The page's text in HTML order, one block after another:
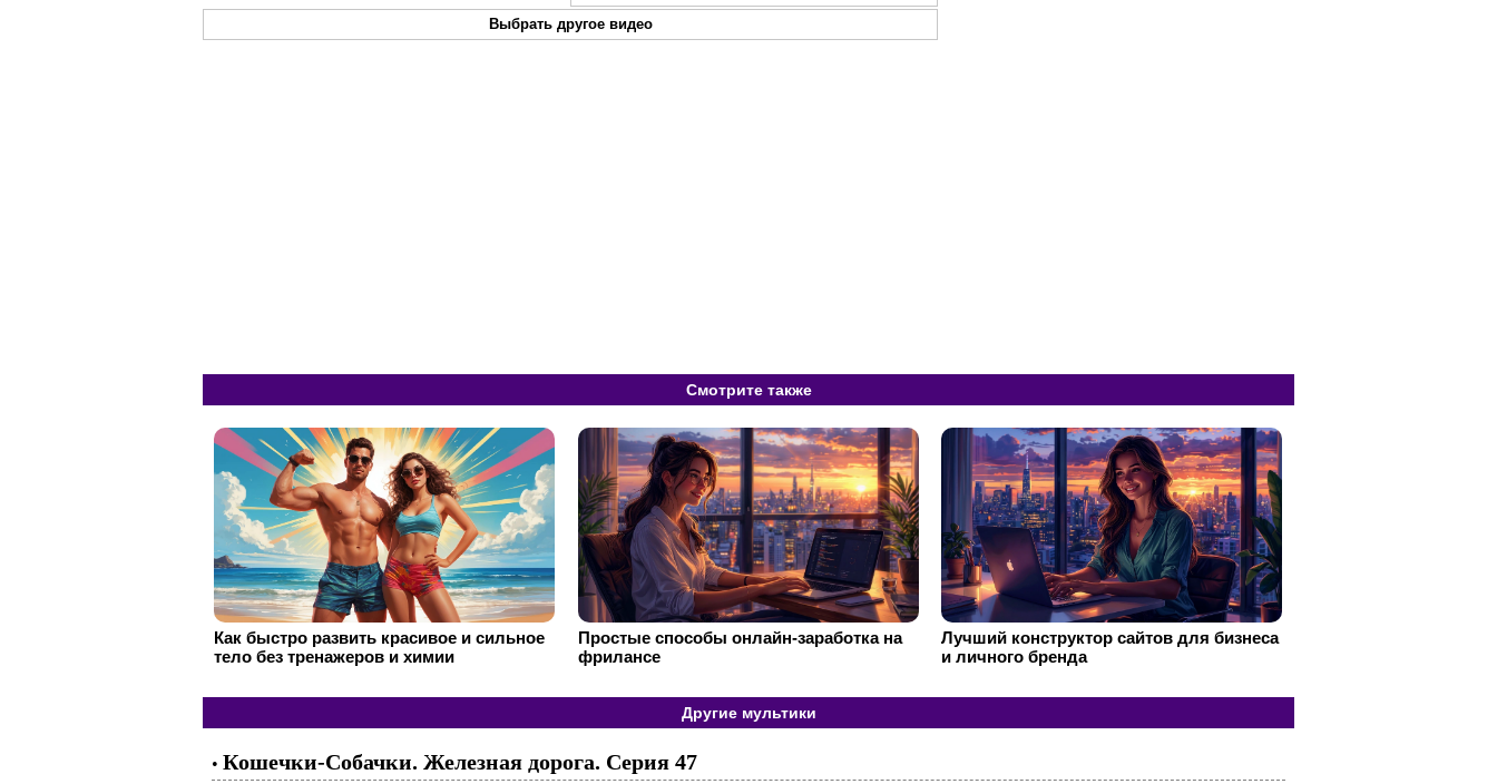
Выбрать другое видео
Смотрите также
Как быстро развить красивое и сильное
тело без тренажеров и химии
Простые способы онлайн-заработка на
фрилансе
Лучший конструктор сайтов для бизнеса
и личного бренда
Другие мультики
• Кошечки-Собачки. Железная дорога. Серия 47